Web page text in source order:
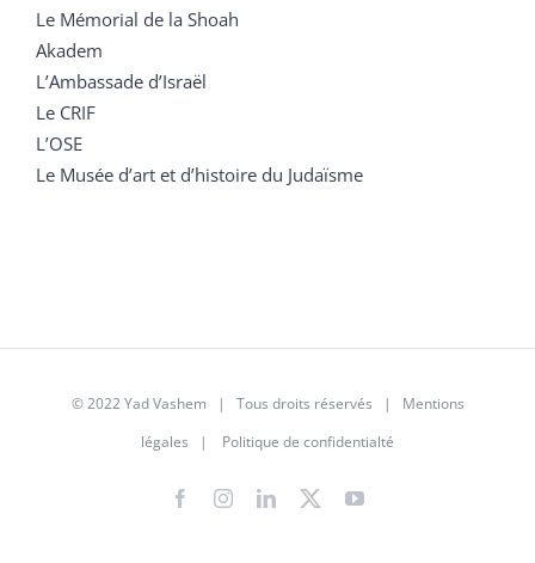
Le Mémorial de la Shoah
Akadem
L’Ambassade d’Israël
Le CRIF
L’OSE
Le Musée d’art et d’histoire du Judaïsme
© 2022 Yad Vashem | Tous droits réservés | Mentions
légales | Politique de confidentialté